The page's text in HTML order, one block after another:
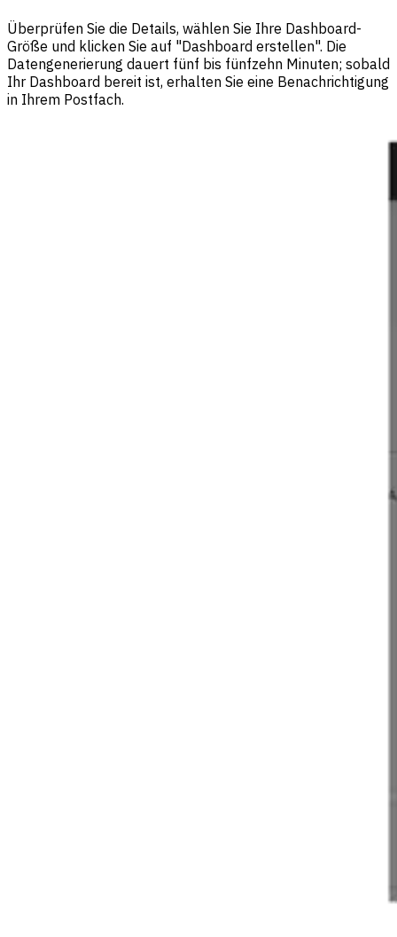
Überprüfen Sie die Details, wählen Sie Ihre Dashboard-
Größe und klicken Sie auf "Dashboard erstellen". Die
Datengenerierung dauert fünf bis fünfzehn Minuten; sobald
Ihr Dashboard bereit ist, erhalten Sie eine Benachrichtigung
in Ihrem Postfach.